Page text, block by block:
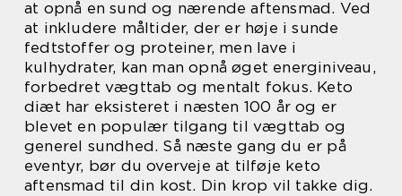
at opnå en sund og nærende aftensmad. Ved
at inkludere måltider, der er høje i sunde
fedtstoffer og proteiner, men lave i
kulhydrater, kan man opnå øget energiniveau,
forbedret vægttab og mentalt fokus. Keto
diæt har eksisteret i næsten 100 år og er
blevet en populær tilgang til vægttab og
generel sundhed. Så næste gang du er på
eventyr, bør du overveje at tilføje keto
aftensmad til din kost. Din krop vil takke dig.